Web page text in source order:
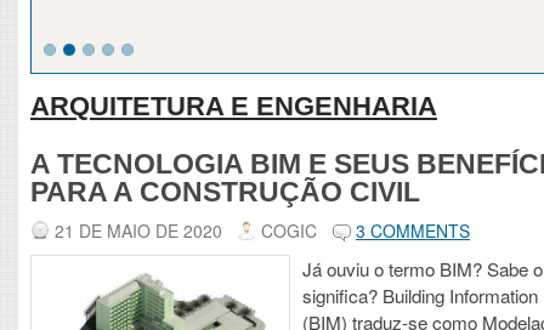
ARQUITETURA E ENGENHARIA
A TECNOLOGIA BIM E SEUS
PARA A CONSTRUÇÃO CIVIL
21 DE MAIO DE 2020 COGIC 3 COMMENTS
Já ouviu o termo BIM? Sabe
significa? Building Information
(BIM) traduz-se como